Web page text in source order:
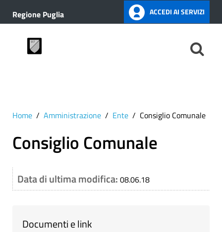
Regione Puglia ACCEDI AI SERVIZI
Home Amministrazione Ente Consiglio Comunale
Consiglio Comunale
Data di ultima modifica: 08.06.18
Documenti e link